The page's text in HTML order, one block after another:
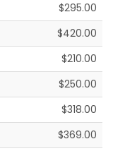
$295.00
$420.00
$210.00
$250.00
$318.00
$369.00